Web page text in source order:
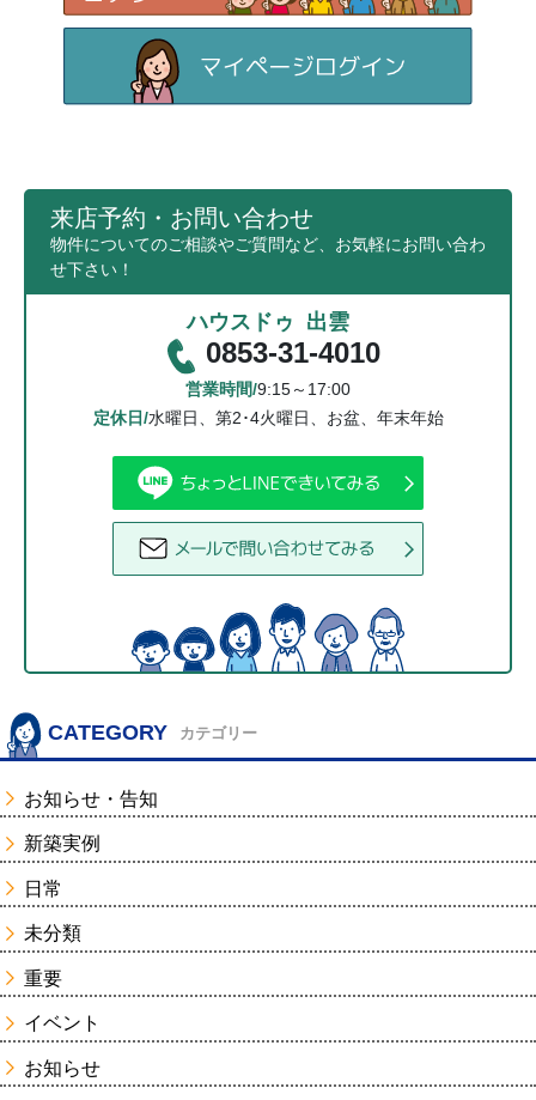
来店予約・お問い合わせ
物件についてのご相談やご質問など、お気軽にお問い合わ
せ下さい！
ハウスドゥ 出雲
0853-31-4010
営業時間/9:15～17:00
定休日/水曜日、第2･4火曜日、お盆、年末年始
CATEGORY カテゴリー
お知らせ・告知
新築実例
日常
未分類
重要
イベント
お知らせ